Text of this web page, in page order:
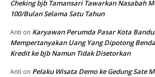
Cheking bjb Tamansari Tawarkan Nasabah
100/Bulan Selama Satu Tahun
Anti on Karyawan Perumda Pasar Kota
Mempertanyakan Uang Yang Dipotong
Kredit ke bjb Namun Tidak Disetorkan
Anti on Pelaku Wisata Demo ke Gedung Sate